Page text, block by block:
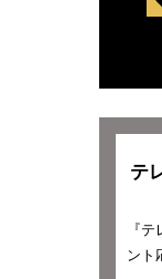
テ
『
ント